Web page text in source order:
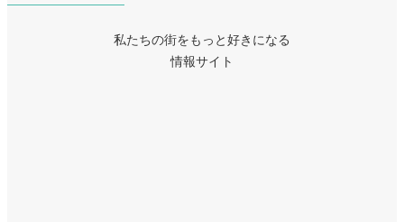
私たちの街をもっと好きになる
情報サイト